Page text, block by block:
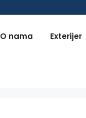
O nama Exterijer